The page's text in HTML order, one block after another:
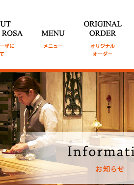
いて
ー
オリジナルオーダー